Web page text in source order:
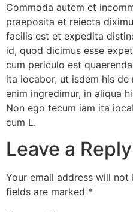
Commoda autem et
praeposita et reiecta
facilis est et expedita
id, quod dicimus esse
cum periculo est
ita iocabor, ut isdem his de
enim ingredimur, in aliqua
Non ego tecum iam ita
cum L.
Leave a Reply
Your email address will not
fields are marked *